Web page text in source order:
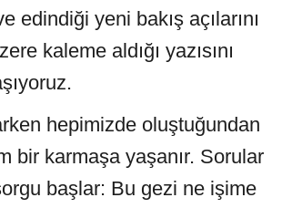
edindiği yeni bakış açılarını
kaleme aldığı yazısını
hepimizde oluştuğundan
bir karmaşa yaşanır. Sorular
başlar: Bu gezi ne işime